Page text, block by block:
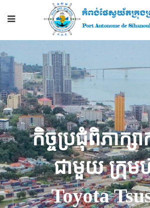
កិច្ចប្រជុំពិភាក្សា
ជាមួយ ក្រុ
Toyota